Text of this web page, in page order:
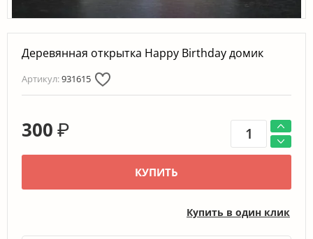
Деревянная открытка Happy Birthday домик
Артикул:931615
300 ₽
КУПИТЬ
Купить в один клик